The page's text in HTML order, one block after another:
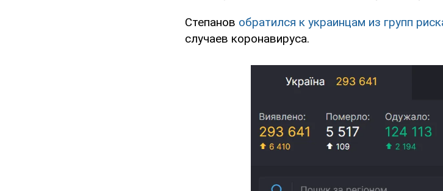
Степанов обратился к украинцам из групп
случаев коронавируса.